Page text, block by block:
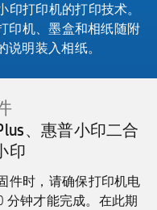
打印机的打印技术。
印机、墨盒和相纸随附
说明装入相纸。
、惠普小印二合
印
件时，请确保打印机电
分钟才能完成。在此期